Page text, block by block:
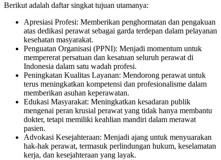
Berikut adalah daftar singkat tujuan utamanya:
Apresiasi Profesi: Memberikan penghormatan dan pengakuan
atas dedikasi perawat sebagai garda terdepan dalam pelayanan
kesehatan masyarakat.
Penguatan Organisasi (PPNI): Menjadi momentum untuk
mempererat persatuan dan kesatuan seluruh perawat di
Indonesia dalam satu wadah profesi.
Peningkatan Kualitas Layanan: Mendorong perawat untuk
terus meningkatkan kompetensi dan profesionalisme dalam
memberikan asuhan keperawatan.
Edukasi Masyarakat: Meningkatkan kesadaran publik
mengenai peran krusial perawat yang tidak hanya membantu
dokter, tetapi memiliki keahlian mandiri dalam merawat
pasien.
Advokasi Kesejahteraan: Menjadi ajang untuk menyuarakan
hak-hak perawat, termasuk perlindungan hukum, keselamatan
kerja, dan kesejahteraan yang layak.